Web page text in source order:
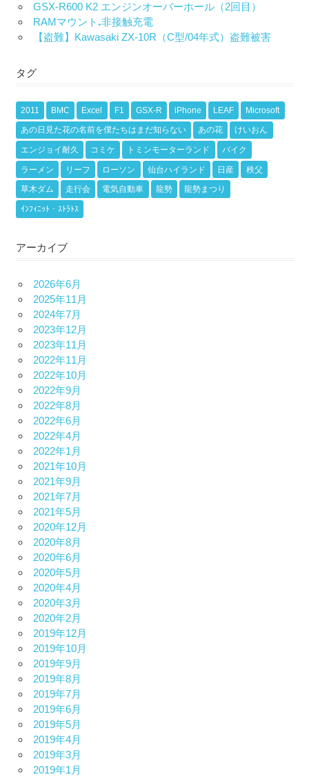
GSX-R600 K2 エンジンオーバーホール（2回目）
RAMマウント₊非接触充電
【盗難】Kawasaki ZX-10R（C型/04年式）盗難被害
タグ
2011 BMC Excel F1 GSX-R iPhone LEAF Microsoft
あの日見た花の名前を僕たちはまだ知らない あの花 けいおん
エンジョイ耐久 コミケ トミンモーターランド バイク
ラーメン リーフ ローソン 仙台ハイランド 日産 秩父
草木ダム 走行会 電気自動車 龍勢 龍勢まつり
ｲﾝﾌｨﾆｯﾄ・ｽﾄﾗﾄｽ
アーカイブ
2026年6月
2025年11月
2024年7月
2023年12月
2023年11月
2022年11月
2022年10月
2022年9月
2022年8月
2022年6月
2022年4月
2022年1月
2021年10月
2021年9月
2021年7月
2021年5月
2020年12月
2020年8月
2020年6月
2020年5月
2020年4月
2020年3月
2020年2月
2019年12月
2019年10月
2019年9月
2019年8月
2019年7月
2019年6月
2019年5月
2019年4月
2019年3月
2019年1月